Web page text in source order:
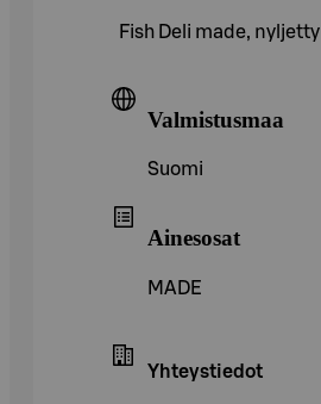
Fish Deli made, nyljetty
Valmistusmaa
Suomi
Ainesosat
MADE
Yhteystiedot